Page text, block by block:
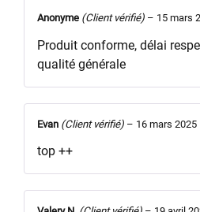
Anonyme (Client vérifié) – 15 mars
Produit conforme, délai
qualité générale
Evan (Client vérifié) – 16 mars 2025
top ++